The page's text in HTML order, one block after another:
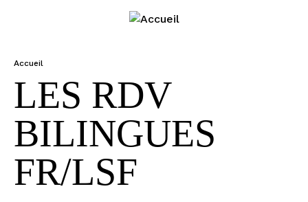
Jump to navigation
O
U
S
Accueil
LES RDV
BILINGUES
FR/LSF